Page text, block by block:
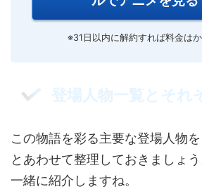
※31日以内に解約すれば料金は
登場人物一覧とそれ
この物語を彩る主要な登場人物
とあわせて整理しておきましょ
一緒に紹介しますね。